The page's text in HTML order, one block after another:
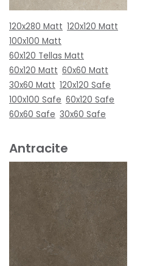
120x280 Matt 120x120 Matt
100x100 Matt
60x120 Tellas Matt
60x120 Matt 60x60 Matt
30x60 Matt 120x120 Safe
100x100 Safe 60x120 Safe
60x60 Safe 30x60 Safe
Antracite